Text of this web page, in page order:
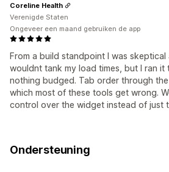
From a build standpoint I was
wouldnt tank my load times, but I ran it
nothing budged. Tab order through
which most of these tools get wrong.
control over the widget instead of just
Coreline Health
Verenigde Staten
Ongeveer een maand gebruiken de app
Ondersteuning